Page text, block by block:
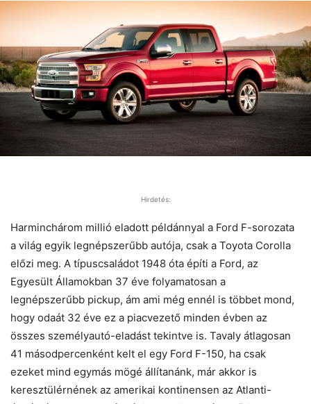
Hirdetés:
Harminchárom millió eladott példánnyal a Ford F-sorozata
a világ egyik legnépszerűbb autója, csak a Toyota Corolla
előzi meg. A típuscsaládot 1948 óta építi a Ford, az
Egyesült Államokban 37 éve folyamatosan a
legnépszerűbb pickup, ám ami még ennél is többet mond,
hogy odaát 32 éve ez a piacvezető minden évben az
összes személyautó-eladást tekintve is. Tavaly átlagosan
41 másodpercenként kelt el egy Ford F-150, ha csak
ezeket mind egymás mögé állítanánk, már akkor is
keresztülérnének az amerikai kontinensen az Atlanti-